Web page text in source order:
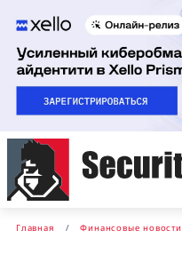
Главная Финансовые новости